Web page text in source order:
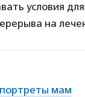
условия для
на
портреты мам